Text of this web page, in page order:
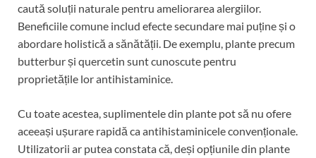
caută soluții naturale pentru ameliorarea alergiilor.
Beneficiile comune includ efecte secundare mai puține și o
abordare holistică a sănătății. De exemplu, plante precum
butterbur și quercetin sunt cunoscute pentru
proprietățile lor antihistaminice.
Cu toate acestea, suplimentele din plante pot să nu ofere
aceeași ușurare rapidă ca antihistaminicele convenționale.
Utilizatorii ar putea constata că, deși opțiunile din plante